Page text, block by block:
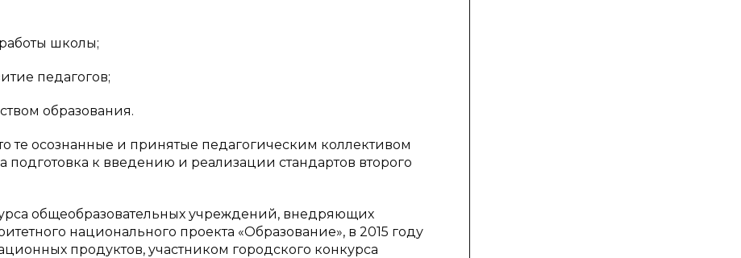
школы;
педагогов;
образования.
те осознанные и принятые педагогическим коллективом
к введению и реализации стандартов второго
общеобразовательных учреждений, внедряющих
национального проекта «Образование», в 2015 году
продуктов, участником городского конкурса